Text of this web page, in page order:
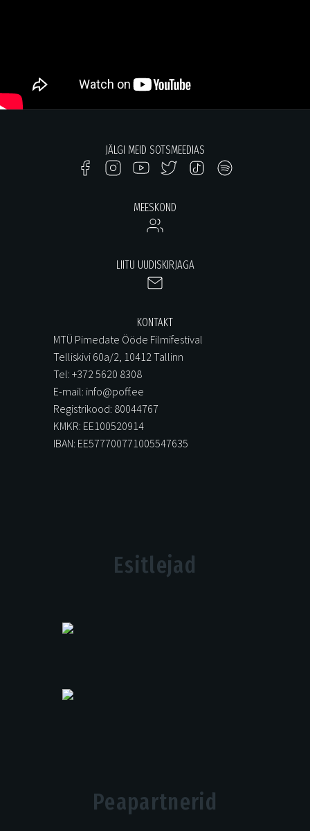
JÄLGI MEID SOTSMEEDIAS
MEESKOND
LIITU UUDISKIRJAGA
KONTAKT
MTÜ Pimedate Ööde Filmifestival
Telliskivi 60a/2, 10412 Tallinn
Tel: +372 5620 8308
E-mail: info@poff.ee
Registrikood: 80044767
KMKR: EE100520914
IBAN: EE577700771005547635
Esitlejad
Peapartnerid